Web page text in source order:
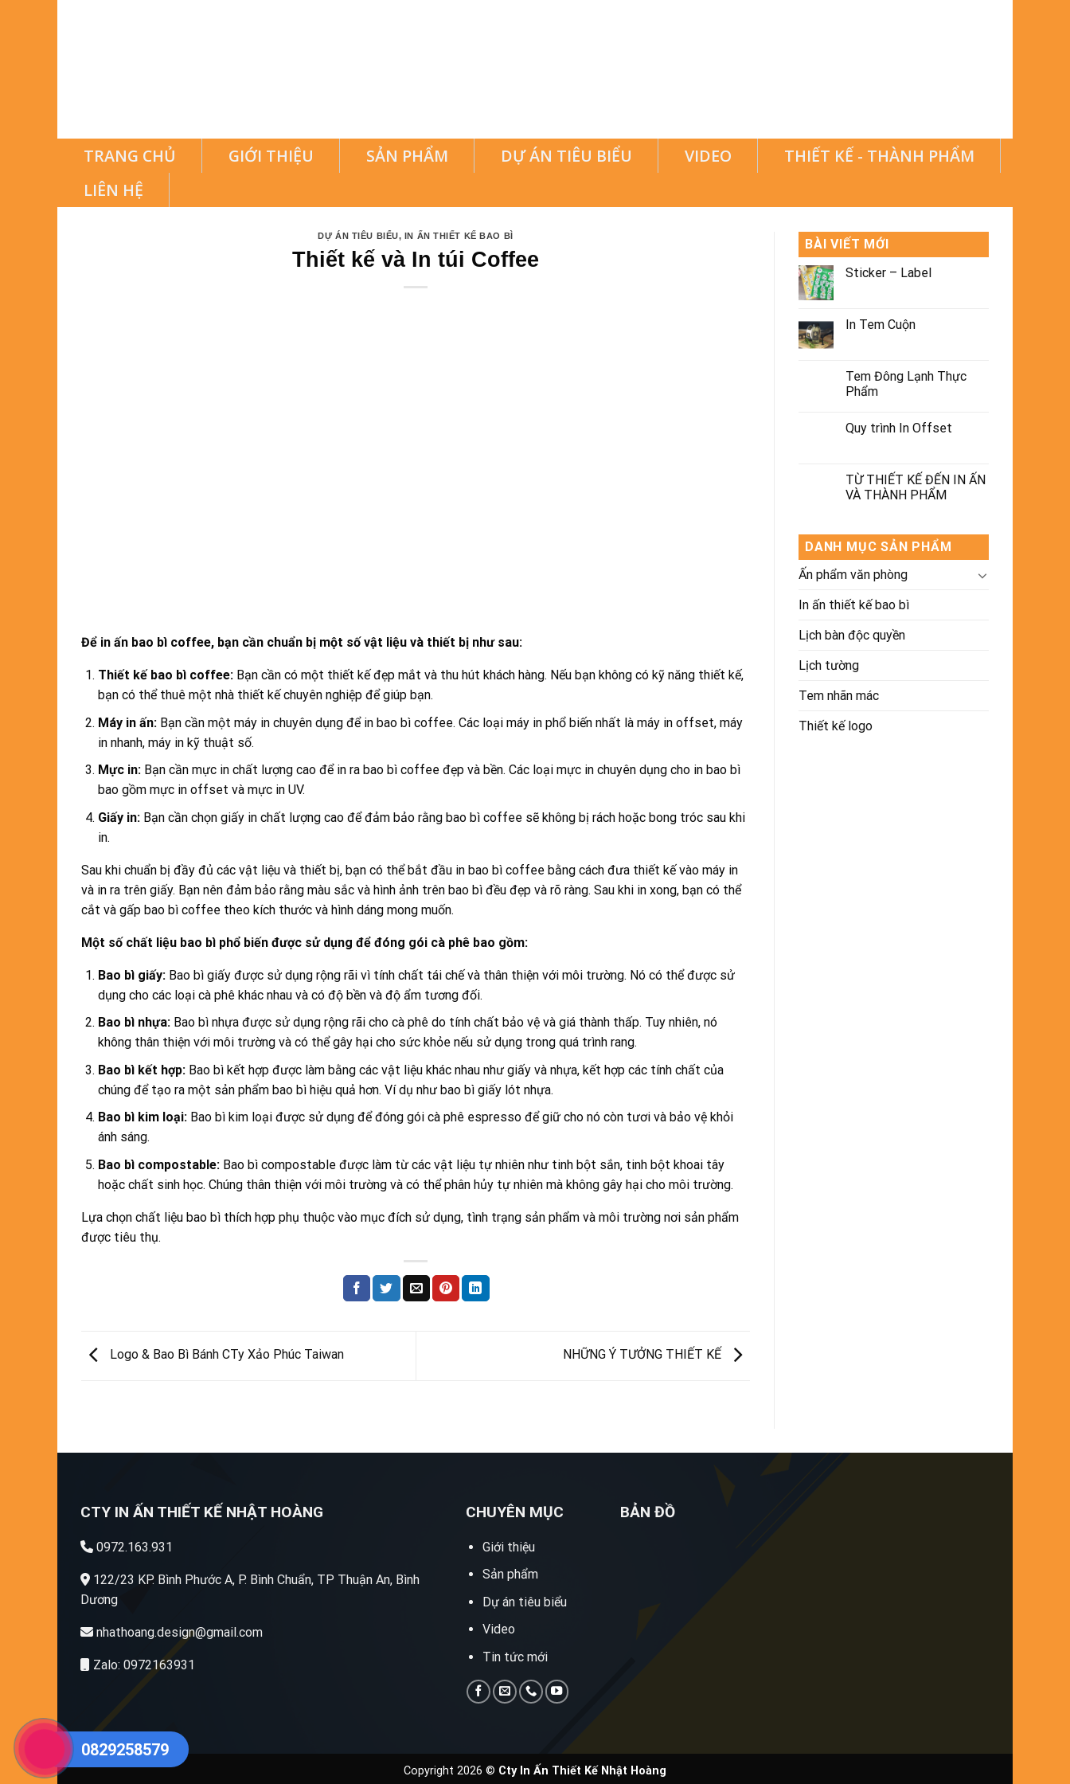
TRANG CHỦ GIỚI THIỆU SẢN PHẨM DỰ ÁN TIÊU BIỂU VIDEO
THIẾT KẾ - THÀNH PHẨM
LIÊN HỆ
DỰ ÁN TIÊU BIỂU, IN ẤN THIẾT KẾ BAO BÌ
Thiết kế và In túi Coffee
Để in ấn bao bì coffee, bạn cần chuẩn bị một số vật liệu và thiết bị như sau:
Thiết kế bao bì coffee:Bạn cần có một thiết kế đẹp mắt và thu hút khách hàng. Nếu bạn không có kỹ năng thiết kế,
bạn có thể thuê một nhà thiết kế chuyên nghiệp để giúp bạn.
Máy in ấn:Bạn cần một máy in chuyên dụng để in bao bì coffee. Các loại máy in phổ biến nhất là máy in offset, máy
in nhanh, máy in kỹ thuật số.
Mực in:Bạn cần mực in chất lượng cao để in ra bao bì coffee đẹp và bền. Các loại mực in chuyên dụng cho in bao bì
bao gồm mực in offset và mực in UV.
Giấy in:Bạn cần chọn giấy in chất lượng cao để đảm bảo rằng bao bì coffee sẽ không bị rách hoặc bong tróc sau khi
in.
Sau khi chuẩn bị đầy đủ các vật liệu và thiết bị, bạn có thể bắt đầu in bao bì coffee bằng cách đưa thiết kế vào máy in
và in ra trên giấy. Bạn nên đảm bảo rằng màu sắc và hình ảnh trên bao bì đều đẹp và rõ ràng. Sau khi in xong, bạn có thể
cắt và gấp bao bì coffee theo kích thước và hình dáng mong muốn.
Một số chất liệu bao bì phổ biến được sử dụng để đóng gói cà phê bao gồm:
Bao bì giấy:Bao bì giấy được sử dụng rộng rãi vì tính chất tái chế và thân thiện với môi trường. Nó có thể được sử
dụng cho các loại cà phê khác nhau và có độ bền và độ ẩm tương đối.
Bao bì nhựa:Bao bì nhựa được sử dụng rộng rãi cho cà phê do tính chất bảo vệ và giá thành thấp. Tuy nhiên, nó
không thân thiện với môi trường và có thể gây hại cho sức khỏe nếu sử dụng trong quá trình rang.
Bao bì kết hợp:Bao bì kết hợp được làm bằng các vật liệu khác nhau như giấy và nhựa, kết hợp các tính chất của
chúng để tạo ra một sản phẩm bao bì hiệu quả hơn. Ví dụ như bao bì giấy lót nhựa.
Bao bì kim loại:Bao bì kim loại được sử dụng để đóng gói cà phê espresso để giữ cho nó còn tươi và bảo vệ khỏi
ánh sáng.
Bao bì compostable:Bao bì compostable được làm từ các vật liệu tự nhiên như tinh bột sắn, tinh bột khoai tây
hoặc chất sinh học. Chúng thân thiện với môi trường và có thể phân hủy tự nhiên mà không gây hại cho môi trường.
Lựa chọn chất liệu bao bì thích hợp phụ thuộc vào mục đích sử dụng, tình trạng sản phẩm và môi trường nơi sản phẩm
được tiêu thụ.
Logo & Bao Bì Bánh CTy Xảo Phúc Taiwan NHỮNG Ý TƯỞNG THIẾT KẾ
BÀI VIẾT MỚI
Sticker – Label
In Tem Cuộn
Tem Đông Lạnh Thực
Phẩm
Quy trình In Offset
TỪ THIẾT KẾ ĐẾN IN ẤN
VÀ THÀNH PHẨM
DANH MỤC SẢN PHẨM
Ấn phẩm văn phòng
In ấn thiết kế bao bì
Lịch bàn độc quyền
Lịch tường
Tem nhãn mác
Thiết kế logo
CTY IN ẤN THIẾT KẾ NHẬT HOÀNG
0972.163.931
122/23 KP. Bình Phước A, P. Bình Chuẩn, TP Thuận An, Bình
Dương
nhathoang.design@gmail.com
Zalo: 0972163931
CHUYÊN MỤC
Giới thiệu
Sản phẩm
Dự án tiêu biểu
Video
Tin tức mới
BẢN ĐỒ
Copyright 2026 © Cty In Ấn Thiết Kế Nhật Hoàng
0829258579